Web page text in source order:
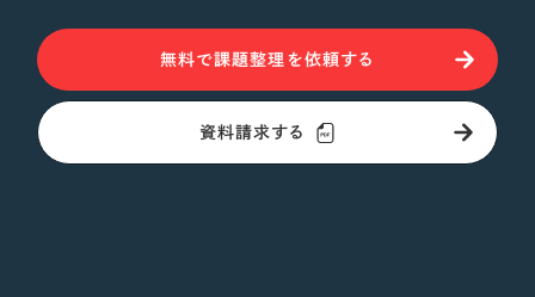
無料で課題整理を依頼する
資料請求する